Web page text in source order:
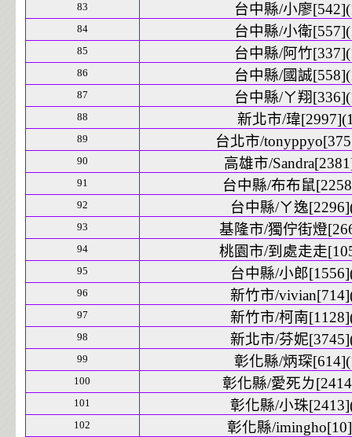
83 台中縣/小廖
84 台中縣/小衛
85 台中縣/阿竹
86 台中縣/國誠
87 台中縣/ㄚ翔
88 新北市/瑋
89 台北市/
90 高雄市/
91 台中縣/布布鼠
92 台中縣/ㄚ逸
93 基隆市/獨佇街燈
94 桃園市/到處走走
95 台中縣/小郎
96 新竹市/
97 新竹市/柯南
98 新北市/芬妮
99 彰化縣/炳琛
100 彰化縣/愛死ㄌ
101 彰化縣/小珠
102 彰化縣/